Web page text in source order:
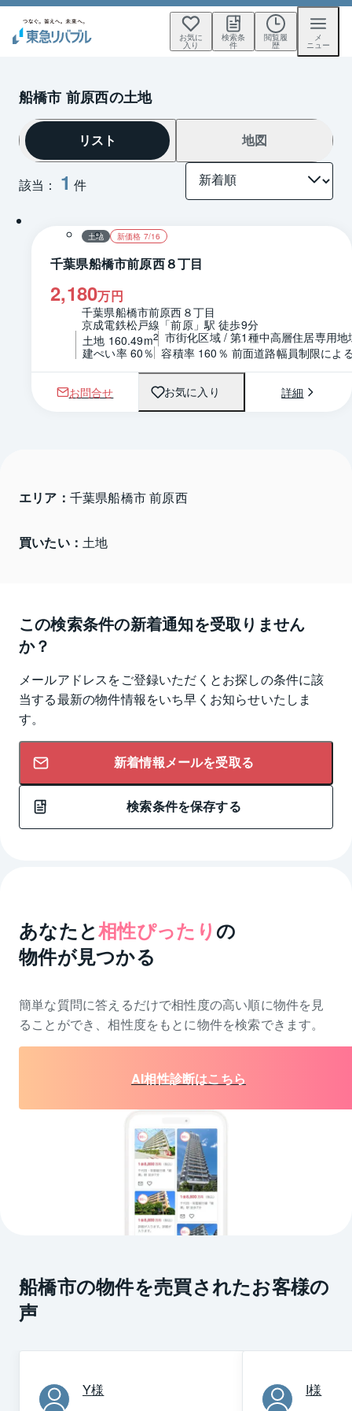
お気に
入り
検索条
件
閲覧履
歴
メ
ニュー
船橋市 前原西の土地
該当： 1 件
リスト 地図
1 / 0 区画図
土地 新価格 7/16
千葉県船橋市前原西８丁目
2,180万円
千葉県船橋市前原西８丁目
京成電鉄松戸線「前原」駅 徒歩9分
土地 160.49m2 市街化区域 / 第1種中高層住居専用地
建ぺい率 60％ 容積率 160％ 前面道路幅員制限によ
お問合せ お気に入り 詳細
エリア： 千葉県船橋市 前原西
買いたい： 土地
この検索条件の新着通知を受取りません
か？
メールアドレスをご登録いただくとお探しの条件に該
当する最新の物件情報をいち早くお知らせいたしま
す。
新着情報メールを受取る
検索条件を保存する
あなたと相性ぴったり の
物件が見つかる
簡単な質問に答えるだけで相性度の高い順に物件を 見
ることができ、相性度をもとに物件を検索できます。
AI相性診断はこちら
船橋市の物件を売買されたお客様の
声
Y様 I様